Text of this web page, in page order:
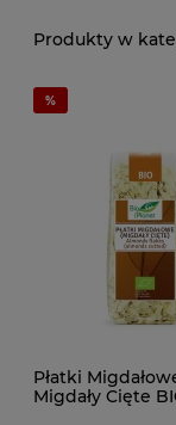
Płatki
Migdały Cięte